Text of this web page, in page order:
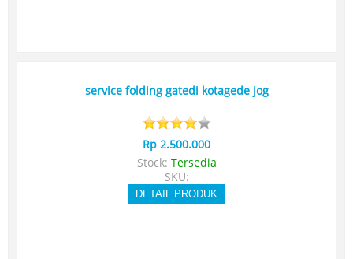
service folding gatedi kotagede jog
Rp 2.500.000
Stock: Tersedia
SKU:
DETAIL PRODUK